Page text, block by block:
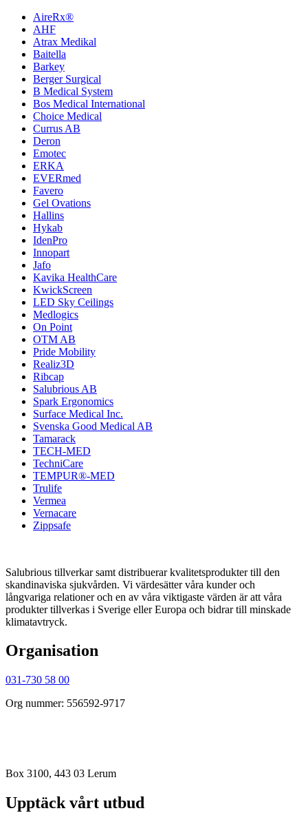
AireRx®
AHF
Atrax Medikal
Baitella
Barkey
Berger Surgical
B Medical System
Bos Medical International
Choice Medical
Currus AB
Deron
Emotec
ERKA
EVERmed
Favero
Gel Ovations
Hallins
Hykab
IdenPro
Innopart
Jafo
Kavika HealthCare
KwickScreen
LED Sky Ceilings
Medlogics
On Point
OTM AB
Pride Mobility
Realiz3D
Ribcap
Salubrious AB
Spark Ergonomics
Surface Medical Inc.
Svenska Good Medical AB
Tamarack
TECH-MED
TechniCare
TEMPUR®-MED
Trulife
Vermea
Vernacare
Zippsafe
Salubrious tillverkar samt distribuerar kvalitetsprodukter till den
skandinaviska sjukvården. Vi värdesätter våra kunder och
långvariga relationer och en av våra viktigaste värden är att våra
produkter tillverkas i Sverige eller Europa och bidrar till minskade
klimatavtryck.
Organisation
031-730 58 00
Org nummer: 556592-9717
Box 3100, 443 03 Lerum
Upptäck vårt utbud